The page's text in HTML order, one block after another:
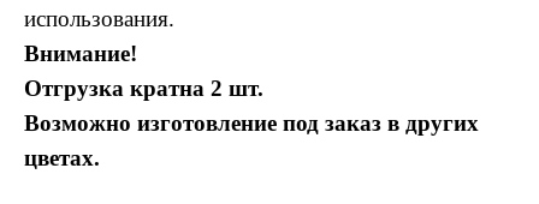
использования.
Внимание!
Отгрузка кратна 2 шт.
Возможно изготовление под заказ в других
цветах.